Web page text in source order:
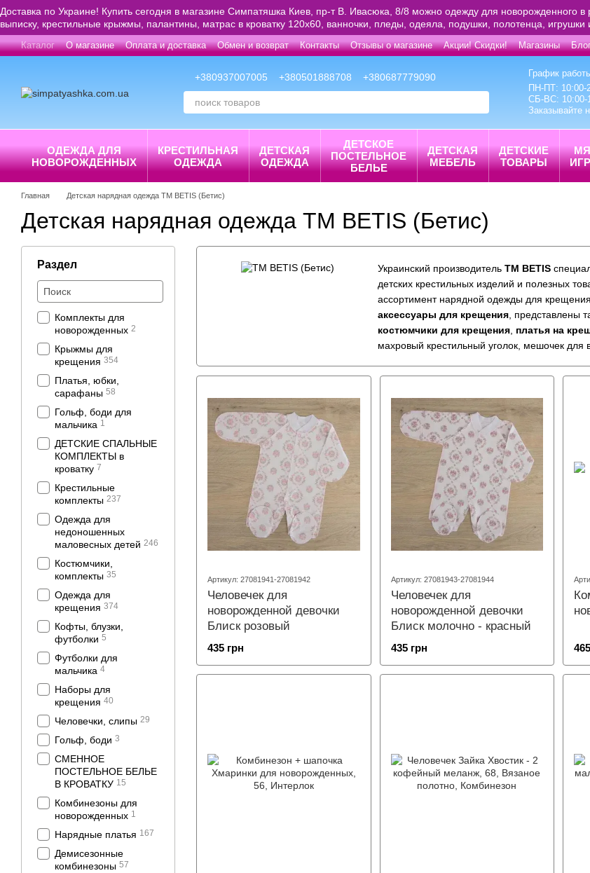
Перейти к основному контенту
Доставка по Украине! Купить сегодня в магазине Симпатяшка Киев, пр-т В. Ивасюка, 8/8 можно одежду для новорожденного
выписку, крестильные крыжмы, палантины, матрас в кроватку 120х60, ванночки, пледы, одеяла, подушки, полотенца,
Каталог О магазине Оплата и доставка Обмен и возврат Контакты Отзывы о магазине Акции! Скидки! Магазины
+380937007005 +380501888708 +380687779090
График
ПН-ПТ: 10:00-
СБ-ВС: 10:00-
Заказывайте
ОДЕЖДА ДЛЯ
НОВОРОЖДЕННЫХ
КРЕСТИЛЬНАЯ
ОДЕЖДА
ДЕТСКАЯ
ОДЕЖДА
ДЕТСКОЕ
ПОСТЕЛЬНОЕ
БЕЛЬЕ
ДЕТСКАЯ
МЕБЕЛЬ
ДЕТСКИЕ
ТОВАРЫ
Главная Детская нарядная одежда ТМ BETIS (Бетис)
Детская нарядная одежда ТМ BETIS (Бетис)
Украинский производитель ТМ BETIS
детских крестильных изделий и полезных
ассортимент нарядной одежды для
аксессуары для крещения , представлены
костюмчики для крещения платья на
махровый крестильный уголок, мешочек для
Купить крыжмы, одежду и товары для
Артикул: 27081941-27081942
Человечек для
новорожденной девочки
Блиск розовый
435 грн
Артикул: 27081943-27081944
Человечек для
новорожденной девочки
Блиск молочно - красный
435 грн
Раздел
Комплекты для
новорожденных 2
Крыжмы для
крещения 354
Платья, юбки,
сарафаны 58
Гольф, боди для
мальчика 1
ДЕТСКИЕ СПАЛЬНЫЕ
КОМПЛЕКТЫ в
кроватку 7
Крестильные
комплекты 237
Одежда для
недоношенных
маловесных детей 246
Костюмчики,
комплекты 35
Одежда для
крещения 374
Кофты, блузки,
футболки 5
Футболки для
мальчика 4
Наборы для
крещения 40
Человечки, слипы 29
Гольф, боди 3
СМЕННОЕ
ПОСТЕЛЬНОЕ БЕЛЬЕ
В КРОВАТКУ 15
Комбинезоны для
новорожденных 1
Нарядные платья 167
Демисезонные
комбинезоны 57